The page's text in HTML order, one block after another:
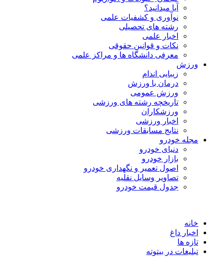
آیا میدانید؟
نوآوری و کشفیات علمی
رشته های تحصیلی
اخبار علمی
نکات و قوانین حقوقی
معرفی دانشگاه ها و مراکز علمی
ورزش
زیبایی اندام
درمان با ورزش
ورزش عمومی
تاریخچه رشته های ورزشی
ورزشکاران
اخبار ورزشی
نتایج مسابقات ورزشی
مجله خودرو
دنیای خودرو
بازار خودرو
اصول تعمیر و نگهداری خودرو
تصاویر وسایل نقلیه
جدول قیمت خودرو
خانه
اخبار داغ
تازه ها
تبلیغات در بیتوته